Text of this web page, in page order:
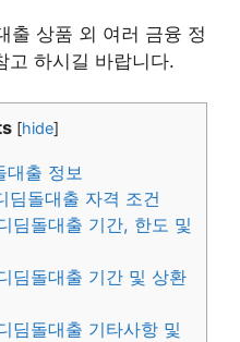
출 상품 외 여러 금융 정
고 하시길 바랍니다.
[hide]
대출 정보
딤돌대출 자격 조건
딤돌대출 기간, 한도 및
딤돌대출 기간 및 상환
딤돌대출 기타사항 및